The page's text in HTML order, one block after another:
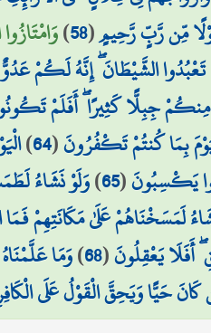
مِّن رَّبٍّ رَّحِيمٍ(
58
)
الشَّيْطَانَ ۖ إِنَّهُ لَكُمْ
جِبِلًّا كَثِيرًا ۖ أَفَلَمْ
بِمَا كُنتُمْ تَكْفُرُونَ(
64
)
يَكْسِبُونَ(
65
)وَلَوْ نَشَاءُ
لَمَسَخْنَاهُمْ عَلَىٰ مَكَانَتِهِمْ
أَفَلَا يَعْقِلُونَ(
68
)وَمَا
كَانَ حَيًّا وَيَحِقَّ الْقَوْلُ عَلَى